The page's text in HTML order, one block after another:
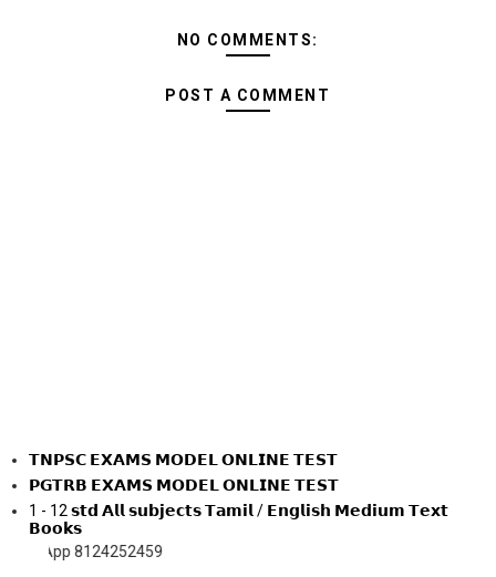
NO COMMENTS:
POST A COMMENT
𝗧𝗡𝗣𝗦𝗖 𝗘𝗫𝗔𝗠𝗦 𝗠𝗢𝗗𝗘𝗟 𝗢𝗡𝗟𝗜𝗡𝗘 𝗧𝗘𝗦𝗧
𝗣𝗚𝗧𝗥𝗕 𝗘𝗫𝗔𝗠𝗦 𝗠𝗢𝗗𝗘𝗟 𝗢𝗡𝗟𝗜𝗡𝗘 𝗧𝗘𝗦𝗧
1 - 12 𝘀𝘁𝗱 𝗔𝗹𝗹 𝘀𝘂𝗯𝗷𝗲𝗰𝘁𝘀 𝗧𝗮𝗺𝗶𝗹 / 𝗘𝗻𝗴𝗹𝗶𝘀𝗵 𝗠𝗲𝗱𝗶𝘂𝗺 𝗧𝗲𝘅𝘁
𝗕𝗼𝗼𝗸𝘀